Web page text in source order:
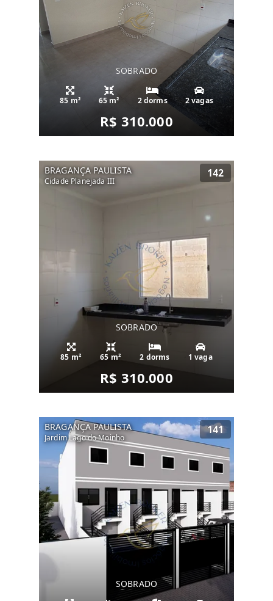
SOBRADO
85 m² 65 m² 2 dorms 2 vagas
R$ 310.000
BRAGANÇA PAULISTA
Cidade Planejada III
142
SOBRADO
85 m² 65 m² 2 dorms 1 vaga
R$ 310.000
BRAGANÇA PAULISTA
Jardim Lago do Moinho
141
SOBRADO